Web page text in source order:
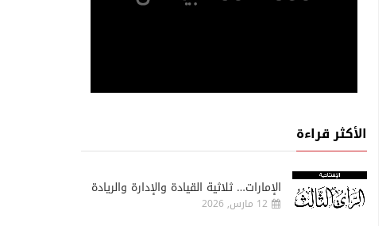
الأكثر قراءة
الإمارات… ثلاثية القيادة والإدارة والريادة
12 مارس, 2026